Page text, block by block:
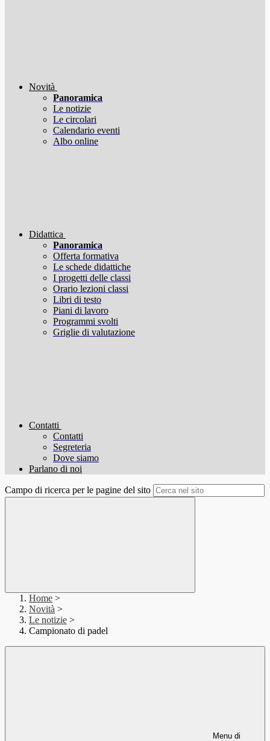
Novità
Panoramica
Le notizie
Le circolari
Calendario eventi
Albo online
Didattica
Panoramica
Offerta formativa
Le schede didattiche
I progetti delle classi
Orario lezioni classi
Libri di testo
Piani di lavoro
Programmi svolti
Griglie di valutazione
Contatti
Contatti
Segreteria
Dove siamo
Parlano di noi
Campo di ricerca per le pagine del sito
Home >
Novità >
Le notizie >
Campionato di padel
Menu di